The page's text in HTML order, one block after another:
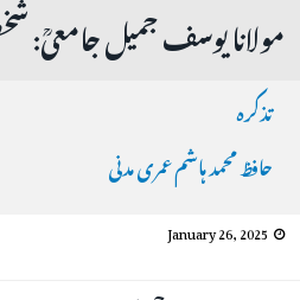
مولانا یوسف جمیل جامعیؒ:
تذکرہ
حافظ محمد ہاشم عمری مدنی
January 26, 2025